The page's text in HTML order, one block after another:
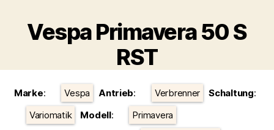
Vespa Primavera 50 S
RST
Kategorien
Marke: Vespa Antrieb: Verbrenner Schaltung:
Variomatik
Modell:
Primavera